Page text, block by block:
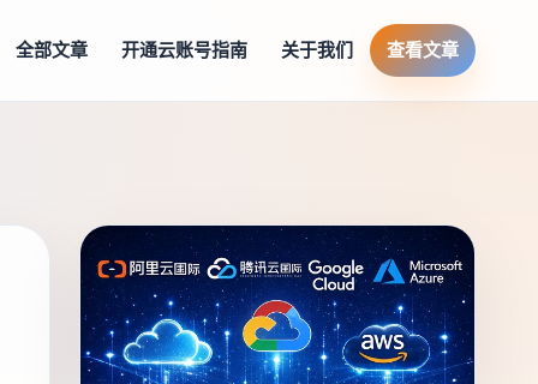
全部文章 开通云账号指南 关于我们 查看文章